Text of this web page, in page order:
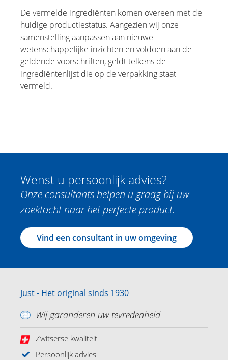
De vermelde ingrediënten komen overeen met de
huidige productiestatus. Aangezien wij onze
samenstelling aanpassen aan nieuwe
wetenschappelijke inzichten en voldoen aan de
geldende voorschriften, geldt telkens de
ingrediëntenlijst die op de verpakking staat
vermeld.
Wenst u persoonlijk advies?
Onze consultants helpen u graag bij uw
zoektocht naar het perfecte product.
Vind een consultant in uw omgeving
Just - Het original sinds 1930
Wij garanderen uw tevredenheid
Zwitserse kwaliteit
Persoonlijk advies